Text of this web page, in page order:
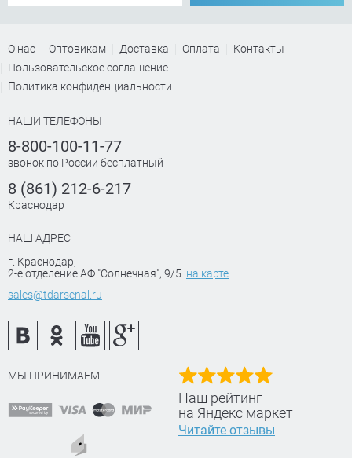
О нас Оптовикам Доставка Оплата
Контакты
Пользовательское соглашение
Политика конфиденциальности
НАШИ ТЕЛЕФОНЫ
8-800-100-11-77
звонок по России бесплатный
8 (861) 212-6-217
Краснодар
НАШ АДРЕС
г. Краснодар,
2-е отделение АФ "Солнечная", 9/5 на карте
sales@tdarsenal.ru
МЫ ПРИНИМАЕМ
Наш рейтинг
на Яндекс маркет
Читайте отзывы